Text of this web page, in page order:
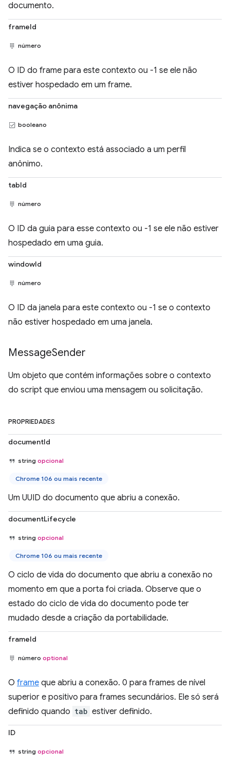
documento.
frameId
número
O ID do frame para este contexto ou -1 se ele não
estiver hospedado em um frame.
navegação anônima
booleano
Indica se o contexto está associado a um perfil
anônimo.
tabId
número
O ID da guia para esse contexto ou -1 se ele não estiver
hospedado em uma guia.
windowId
número
O ID da janela para este contexto ou -1 se o contexto
não estiver hospedado em uma janela.
MessageSender
Um objeto que contém informações sobre o contexto
do script que enviou uma mensagem ou solicitação.
PROPRIEDADES
documentId
string opcional
Chrome 106 ou mais recente
Um UUID do documento que abriu a conexão.
documentLifecycle
string opcional
Chrome 106 ou mais recente
O ciclo de vida do documento que abriu a conexão no
momento em que a porta foi criada. Observe que o
estado do ciclo de vida do documento pode ter
mudado desde a criação da portabilidade.
frameId
número optional
O frame que abriu a conexão. 0 para frames de nível
superior e positivo para frames secundários. Ele só será
definido quando tab estiver definido.
ID
string opcional